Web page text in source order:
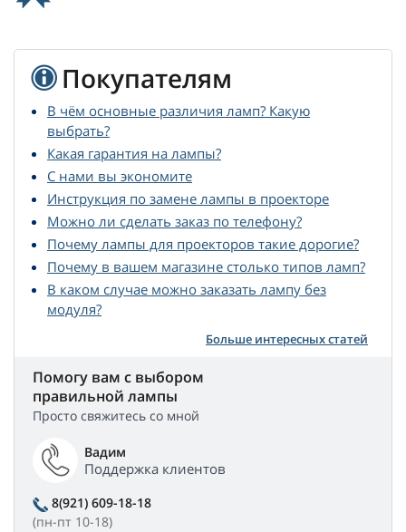
Покупателям
В чём основные различия ламп? Какую
выбрать?
Какая гарантия на лампы?
С нами вы экономите
Инструкция по замене лампы в проекторе
Можно ли сделать заказ по телефону?
Почему лампы для проекторов такие дорогие?
Почему в вашем магазине столько типов ламп?
В каком случае можно заказать лампу без
модуля?
Больше интересных статей
Помогу вам с выбором
правильной лампы
Просто свяжитесь со мной
Вадим
Поддержка клиентов
8(921) 609-18-18
(пн-пт 10-18)